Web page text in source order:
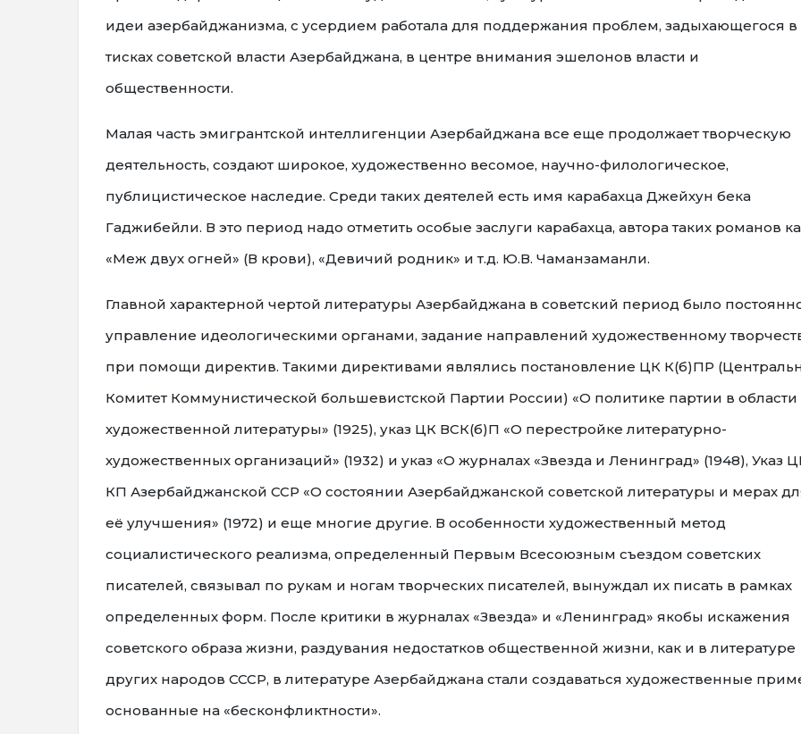
идеи азербайджанизма, с усердием работала для поддержания проблем, задыхающегося в
тисках советской власти Азербайджана, в центре внимания эшелонов власти и
общественности.
Малая часть эмигрантской интеллигенции Азербайджана все еще продолжает творческую
деятельность, создают широкое, художественно весомое, научно-филологическое,
публицистическое наследие. Среди таких деятелей есть имя карабахца Джейхун бека
Гаджибейли. В это период надо отметить особые заслуги карабахца, автора таких романов
«Меж двух огней» (В крови), «Девичий родник» и т.д. Ю.В. Чаманзаманли.
Главной характерной чертой литературы Азербайджана в советский период было
управление идеологическими органами, задание направлений художественному
при помощи директив. Такими директивами являлись постановление ЦК К(б)ПР
Комитет Коммунистической большевистской Партии России) «О политике партии в области
художественной литературы» (1925), указ ЦК ВСК(б)П «О перестройке литературно-
художественных организаций» (1932) и указ «О журналах «Звезда и Ленинград» (1948), Указ
КП Азербайджанской ССР «О состоянии Азербайджанской советской литературы и мерах
её улучшения» (1972) и еще многие другие. В особенности художественный метод
социалистического реализма, определенный Первым Всесоюзным съездом советских
писателей, связывал по рукам и ногам творческих писателей, вынуждал их писать в рамках
определенных форм. После критики в журналах «Звезда» и «Ленинград» якобы искажения
советского образа жизни, раздувания недостатков общественной жизни, как и в литературе
других народов СССР, в литературе Азербайджана стали создаваться художественные
основанные на «бесконфликтности».